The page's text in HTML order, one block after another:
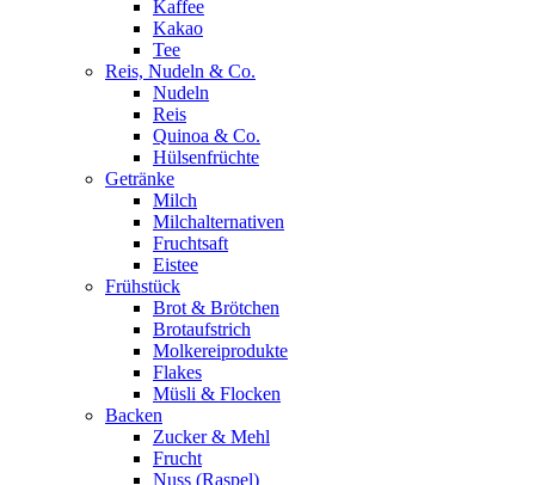
Kaffee
Kakao
Tee
Reis, Nudeln & Co.
Nudeln
Reis
Quinoa & Co.
Hülsenfrüchte
Getränke
Milch
Milchalternativen
Fruchtsaft
Eistee
Frühstück
Brot & Brötchen
Brotaufstrich
Molkereiprodukte
Flakes
Müsli & Flocken
Backen
Zucker & Mehl
Frucht
Nuss (Raspel)